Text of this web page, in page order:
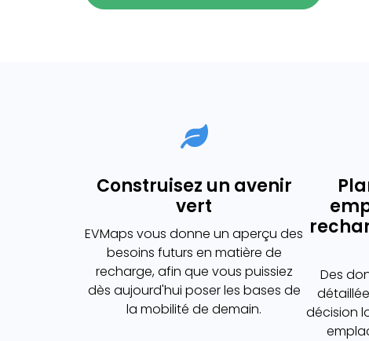
Construisez un avenir
vert
EVMaps vous donne un aperçu des
besoins futurs en matière de
recharge, afin que vous puissiez
dès aujourd'hui poser les bases de
la mobilité de demain.
Des
décision